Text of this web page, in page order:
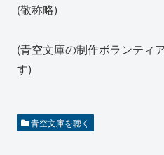
(敬称略)
(青空文庫の制作ボランティ
す)
青空文庫を聴く